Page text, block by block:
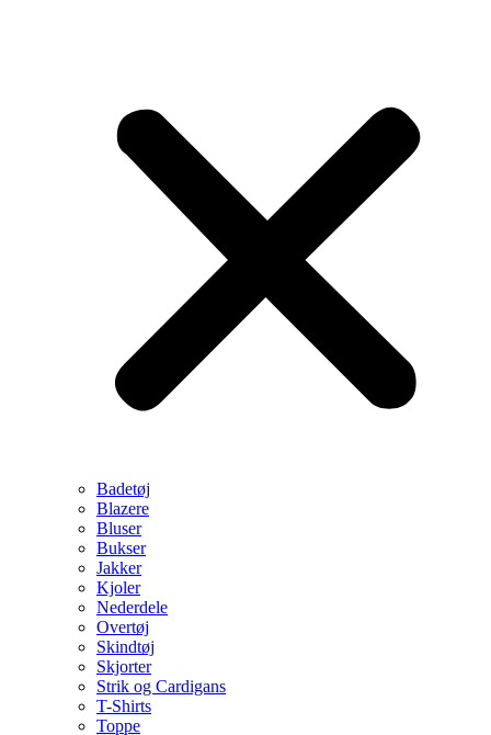
Badetøj
Blazere
Bluser
Bukser
Jakker
Kjoler
Nederdele
Overtøj
Skindtøj
Skjorter
Strik og Cardigans
T-Shirts
Toppe